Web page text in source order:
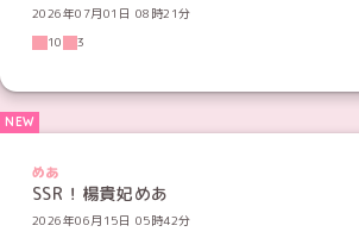
2026年07月01日 08時21分
10
3
めあ
SSR！楊貴妃めあ
2026年06月15日 05時42分